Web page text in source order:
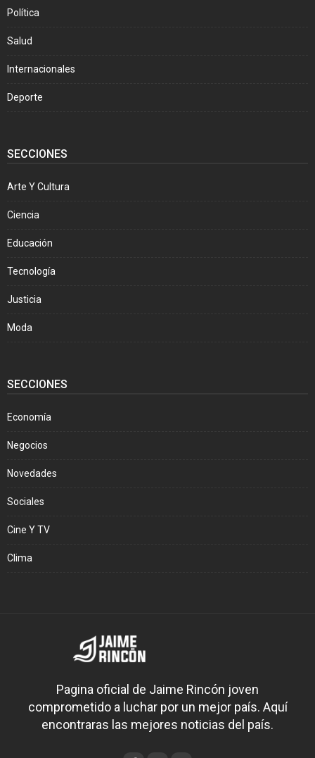
Política
Salud
Internacionales
Deporte
SECCIONES
Arte Y Cultura
Ciencia
Educación
Tecnología
Justicia
Moda
SECCIONES
Economía
Negocios
Novedades
Sociales
Cine Y TV
Clima
Pagina oficial de Jaime Rincón joven
comprometido a luchar por un mejor país. Aquí
encontraras las mejores noticias del país.